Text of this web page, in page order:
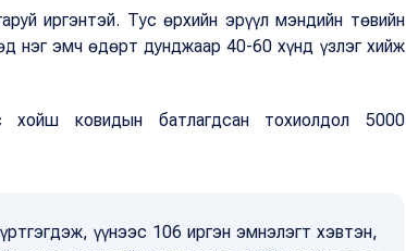
иргэнтэй. Тус өрхийн эрүүл мэндийн төвийн
нэг эмч өдөрт дунджаар 40-60 хүнд үзлэг хийж
ковидын батлагдсан тохиолдол 5000
үүнээс 106 иргэн эмнэлэгт хэвтэн,